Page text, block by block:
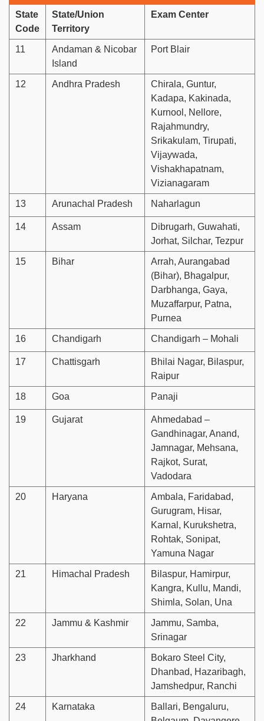
State
Code
State/Union
Territory
Exam Center
11
Andaman & Nicobar
Island
Port Blair
12 Andhra Pradesh
Chirala, Guntur,
Kadapa, Kakinada,
Kurnool, Nellore,
Rajahmundry,
Srikakulam, Tirupati,
Vijaywada,
Vishakhapatnam,
Vizianagaram
13 Arunachal Pradesh Naharlagun
14 Assam
Dibrugarh, Guwahati,
Jorhat, Silchar, Tezpur
15 Bihar
Arrah, Aurangabad
(Bihar), Bhagalpur,
Darbhanga, Gaya,
Muzaffarpur, Patna,
Purnea
16 Chandigarh Chandigarh – Mohali
17 Chattisgarh
Bhilai Nagar, Bilaspur,
Raipur
18 Goa Panaji
19 Gujarat
Ahmedabad –
Gandhinagar, Anand,
Jamnagar, Mehsana,
Rajkot, Surat,
Vadodara
20 Haryana
Ambala, Faridabad,
Gurugram, Hisar,
Karnal, Kurukshetra,
Rohtak, Sonipat,
Yamuna Nagar
21 Himachal Pradesh
Bilaspur, Hamirpur,
Kangra, Kullu, Mandi,
Shimla, Solan, Una
22 Jammu & Kashmir
Jammu, Samba,
Srinagar
23 Jharkhand
Bokaro Steel City,
Dhanbad, Hazaribagh,
Jamshedpur, Ranchi
24 Karnataka
Ballari, Bengaluru,